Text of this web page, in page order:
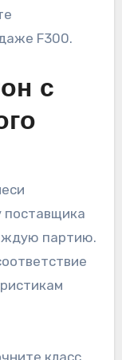
F300.
с
поставщика
партию.
класс